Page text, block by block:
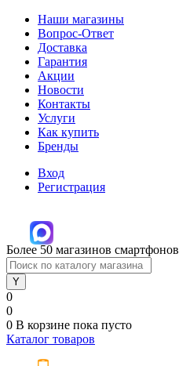
Наши магазины
Вопрос-Ответ
Доставка
Гарантия
Акции
Новости
Контакты
Услуги
Как купить
Бренды
Вход
Регистрация
Более 50 магазинов
0
0
0 В корзине пока пусто
Каталог товаров